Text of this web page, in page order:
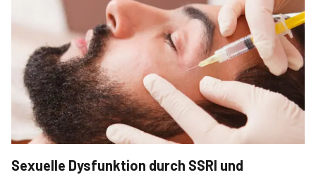
Sexuelle Dysfunktion durch SSRI und